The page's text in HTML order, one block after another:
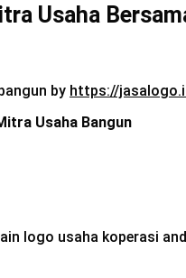
Usaha
by https://
Usaha Bangun
logo usaha koperasi